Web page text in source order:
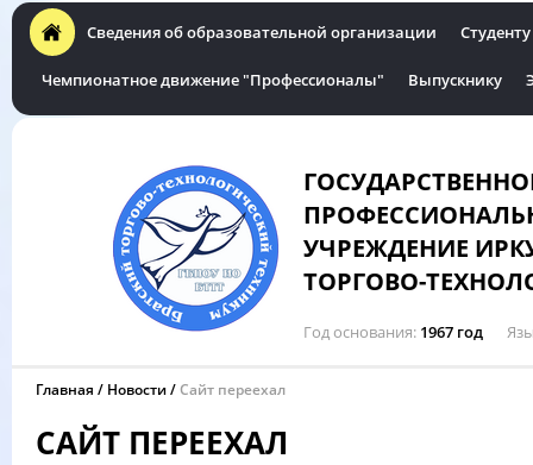
Сведения об образовательной организации Студенту
Чемпионатное движение "Профессионалы" Выпускнику
УЧРЕЖДЕНИЕ
ТОРГОВО-
Год основания 1967 год
Главная Новости Сайт переехал
САЙТ ПЕРЕЕХАЛ